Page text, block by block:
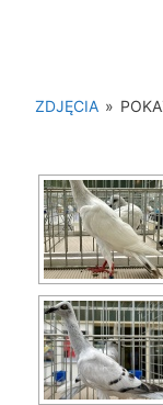
ZDJĘCIA »